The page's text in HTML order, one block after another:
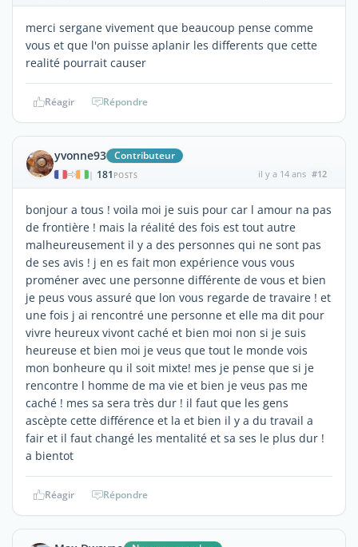
merci sergane vivement que beaucoup pense comme
vous et que l'on puisse aplanir les differents que cette
realité pourrait causer
Réagir Répondre
yvonne93 Contributeur
| 181 POSTS il y a 14 ans #12
bonjour a tous ! voila moi je suis pour car l amour na pas
de frontière ! mais la réalité des fois est tout autre
malheureusement il y a des personnes qui ne sont pas
de ses avis ! j en es fait mon expérience vous vous
proméner avec une personne différente de vous et bien
je peus vous assuré que lon vous regarde de travaire ! et
une fois j ai rencontré une personne et elle ma dit pour
vivre heureux vivont caché et bien moi non si je suis
heureuse et bien moi je veus que tout le monde vois
mon bonheure qu il soit mixte! mes je pense que si je
rencontre l homme de ma vie et bien je veus pas me
caché ! mes sa sera très dur ! il faut que les gens
ascèpte cette différence et la et bien il y a du travail a
fair et il faut changé les mentalité et sa ses le plus dur !
a bientot
Réagir Répondre